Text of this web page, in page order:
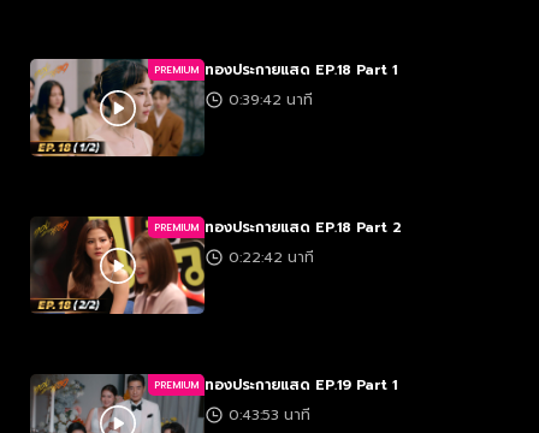
PREMIUM ทองประกายแสด EP.18 Part 1
0:39:42 นาที
PREMIUM ทองประกายแสด EP.18 Part 2
0:22:42 นาที
PREMIUM ทองประกายแสด EP.19 Part 1
0:43:53 นาที